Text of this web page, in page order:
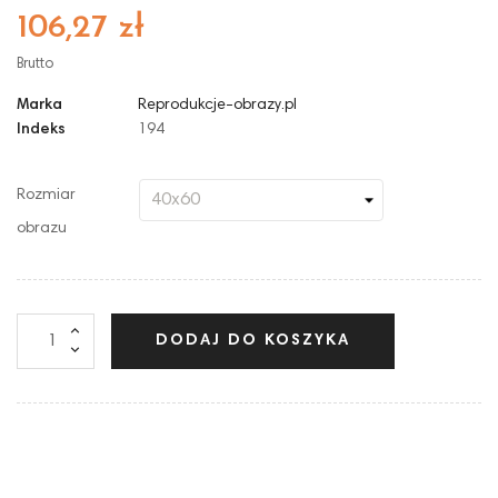
106,27 zł
Brutto
Marka
Reprodukcje-obrazy.pl
Indeks
194
Rozmiar
obrazu
DODAJ DO KOSZYKA